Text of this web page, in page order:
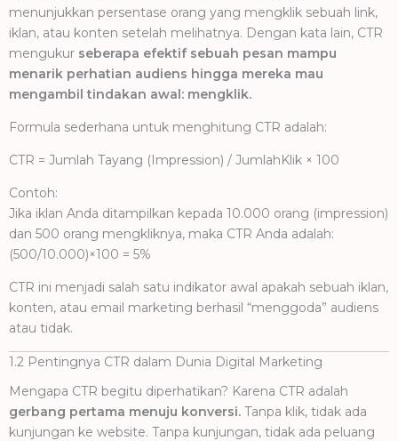
menunjukkan persentase orang yang mengklik sebuah link,
iklan, atau konten setelah melihatnya. Dengan kata lain, CTR
mengukur seberapa efektif sebuah pesan mampu
menarik perhatian audiens hingga mereka mau
mengambil tindakan awal: mengklik.
Formula sederhana untuk menghitung CTR adalah:
CTR = Jumlah Tayang (Impression) / JumlahKlik × 100
Contoh:
Jika iklan Anda ditampilkan kepada 10.000 orang (impression)
dan 500 orang mengkliknya, maka CTR Anda adalah:
(500/10.000)×100 = 5%
CTR ini menjadi salah satu indikator awal apakah sebuah iklan,
konten, atau email marketing berhasil “menggoda” audiens
atau tidak.
1.2 Pentingnya CTR dalam Dunia Digital Marketing
Mengapa CTR begitu diperhatikan? Karena CTR adalah
gerbang pertama menuju konversi. Tanpa klik, tidak ada
kunjungan ke website. Tanpa kunjungan, tidak ada peluang